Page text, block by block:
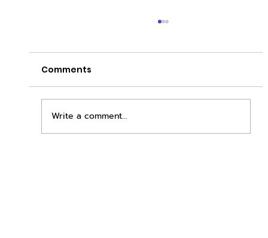
Comments
Write a comment...